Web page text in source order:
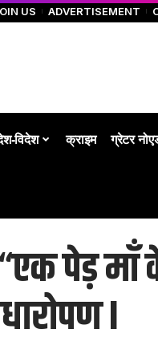
US ADVERTISEMENT
विदेश क्राइम ग्रेटर
पेड़
I